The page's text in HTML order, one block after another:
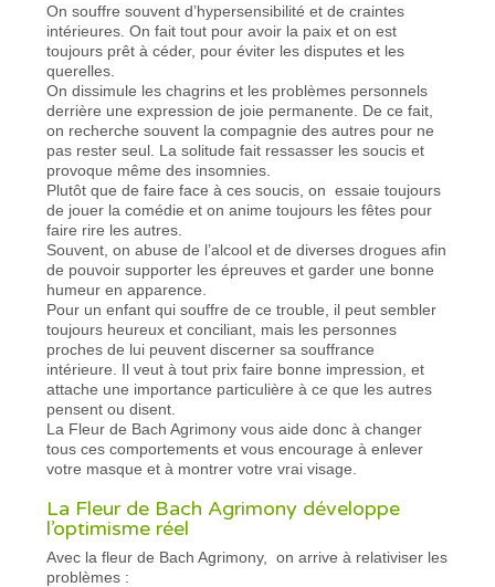
On souffre souvent d’hypersensibilité et de craintes
intérieures. On fait tout pour avoir la paix et on est
toujours prêt à céder, pour éviter les disputes et les
querelles.
On dissimule les chagrins et les problèmes personnels
derrière une expression de joie permanente. De ce fait,
on recherche souvent la compagnie des autres pour ne
pas rester seul. La solitude fait ressasser les soucis et
provoque même des insomnies.
Plutôt que de faire face à ces soucis, on essaie toujours
de jouer la comédie et on anime toujours les fêtes pour
faire rire les autres.
Souvent, on abuse de l’alcool et de diverses drogues afin
de pouvoir supporter les épreuves et garder une bonne
humeur en apparence.
Pour un enfant qui souffre de ce trouble, il peut sembler
toujours heureux et conciliant, mais les personnes
proches de lui peuvent discerner sa souffrance
intérieure. Il veut à tout prix faire bonne impression, et
attache une importance particulière à ce que les autres
pensent ou disent.
La Fleur de Bach Agrimony vous aide donc à changer
tous ces comportements et vous encourage à enlever
votre masque et à montrer votre vrai visage.
La Fleur de Bach Agrimony développe
l’optimisme réel
Avec la fleur de Bach Agrimony, on arrive à relativiser les
problèmes :